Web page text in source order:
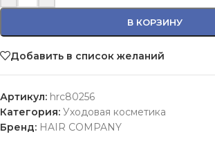
В КОРЗИНУ
Добавить в список желаний
Артикул: hrc80256
Категория: Уходовая косметика
Бренд: HAIR COMPANY